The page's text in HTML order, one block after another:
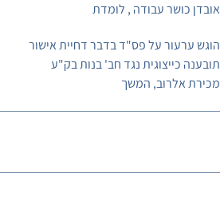
אובדן כושר עבודה , לומדת
הוגש ערעור על פס"ד בדבר דחיית אישור
תובענה כייצוגית נגד חב' בנות בק"ע
מכירת אלרוב, המשך